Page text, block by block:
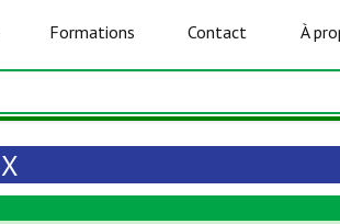
Formations Contact À